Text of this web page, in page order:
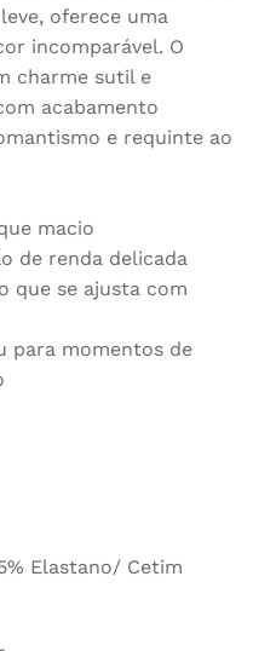
oferece uma
incomparável. O
charme sutil e
acabamento
e requinte ao
macio
de renda delicada
que se ajusta com
para momentos de
Elastano/ Cetim